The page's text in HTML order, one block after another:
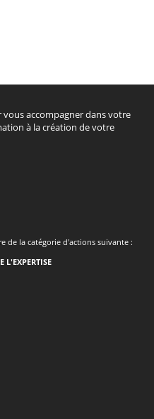
accompagner dans votre
à la création de votre
de la catégorie d'actions suivante :